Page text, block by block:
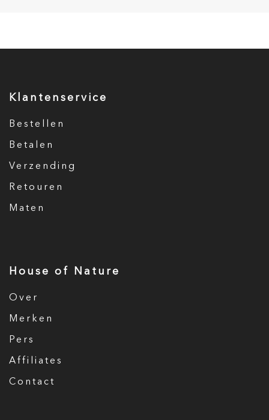
Klantenservice
Bestellen
Betalen
Verzending
Retouren
Maten
House of Nature
Over
Merken
Pers
Affiliates
Contact